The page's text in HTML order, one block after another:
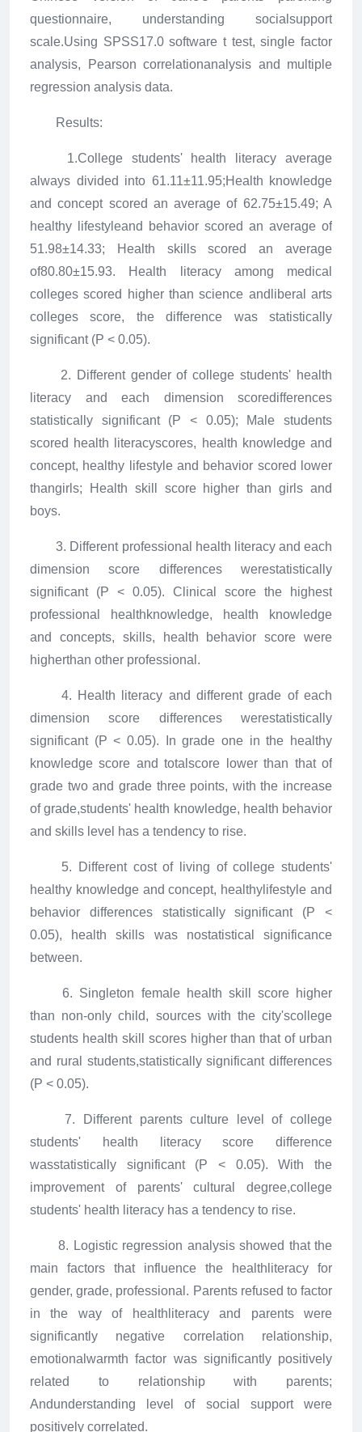
questionnaire, understanding socialsupport
scale.Using SPSS17.0 software t test, single factor
analysis, Pearson correlationanalysis and multiple
regression analysis data.
Results:
1.College students' health literacy average
always divided into 61.11±11.95;Health knowledge
and concept scored an average of 62.75±15.49; A
healthy lifestyleand behavior scored an average of
51.98±14.33; Health skills scored an average
of80.80±15.93. Health literacy among medical
colleges scored higher than science andliberal arts
colleges score, the difference was statistically
significant (P < 0.05).
2. Different gender of college students' health
literacy and each dimension scoredifferences
statistically significant (P < 0.05); Male students
scored health literacyscores, health knowledge and
concept, healthy lifestyle and behavior scored lower
thangirls; Health skill score higher than girls and
boys.
3. Different professional health literacy and each
dimension score differences werestatistically
significant (P < 0.05). Clinical score the highest
professional healthknowledge, health knowledge
and concepts, skills, health behavior score were
higherthan other professional.
4. Health literacy and different grade of each
dimension score differences werestatistically
significant (P < 0.05). In grade one in the healthy
knowledge score and totalscore lower than that of
grade two and grade three points, with the increase
of grade,students' health knowledge, health behavior
and skills level has a tendency to rise.
5. Different cost of living of college students'
healthy knowledge and concept, healthylifestyle and
behavior differences statistically significant (P <
0.05), health skills was nostatistical significance
between.
6. Singleton female health skill score higher
than non-only child, sources with the city'scollege
students health skill scores higher than that of urban
and rural students,statistically significant differences
(P < 0.05).
7. Different parents culture level of college
students' health literacy score difference
wasstatistically significant (P < 0.05). With the
improvement of parents' cultural degree,college
students' health literacy has a tendency to rise.
8. Logistic regression analysis showed that the
main factors that influence the healthliteracy for
gender, grade, professional. Parents refused to factor
in the way of healthliteracy and parents were
significantly negative correlation relationship,
emotionalwarmth factor was significantly positively
related to relationship with parents;
Andunderstanding level of social support were
positively correlated.